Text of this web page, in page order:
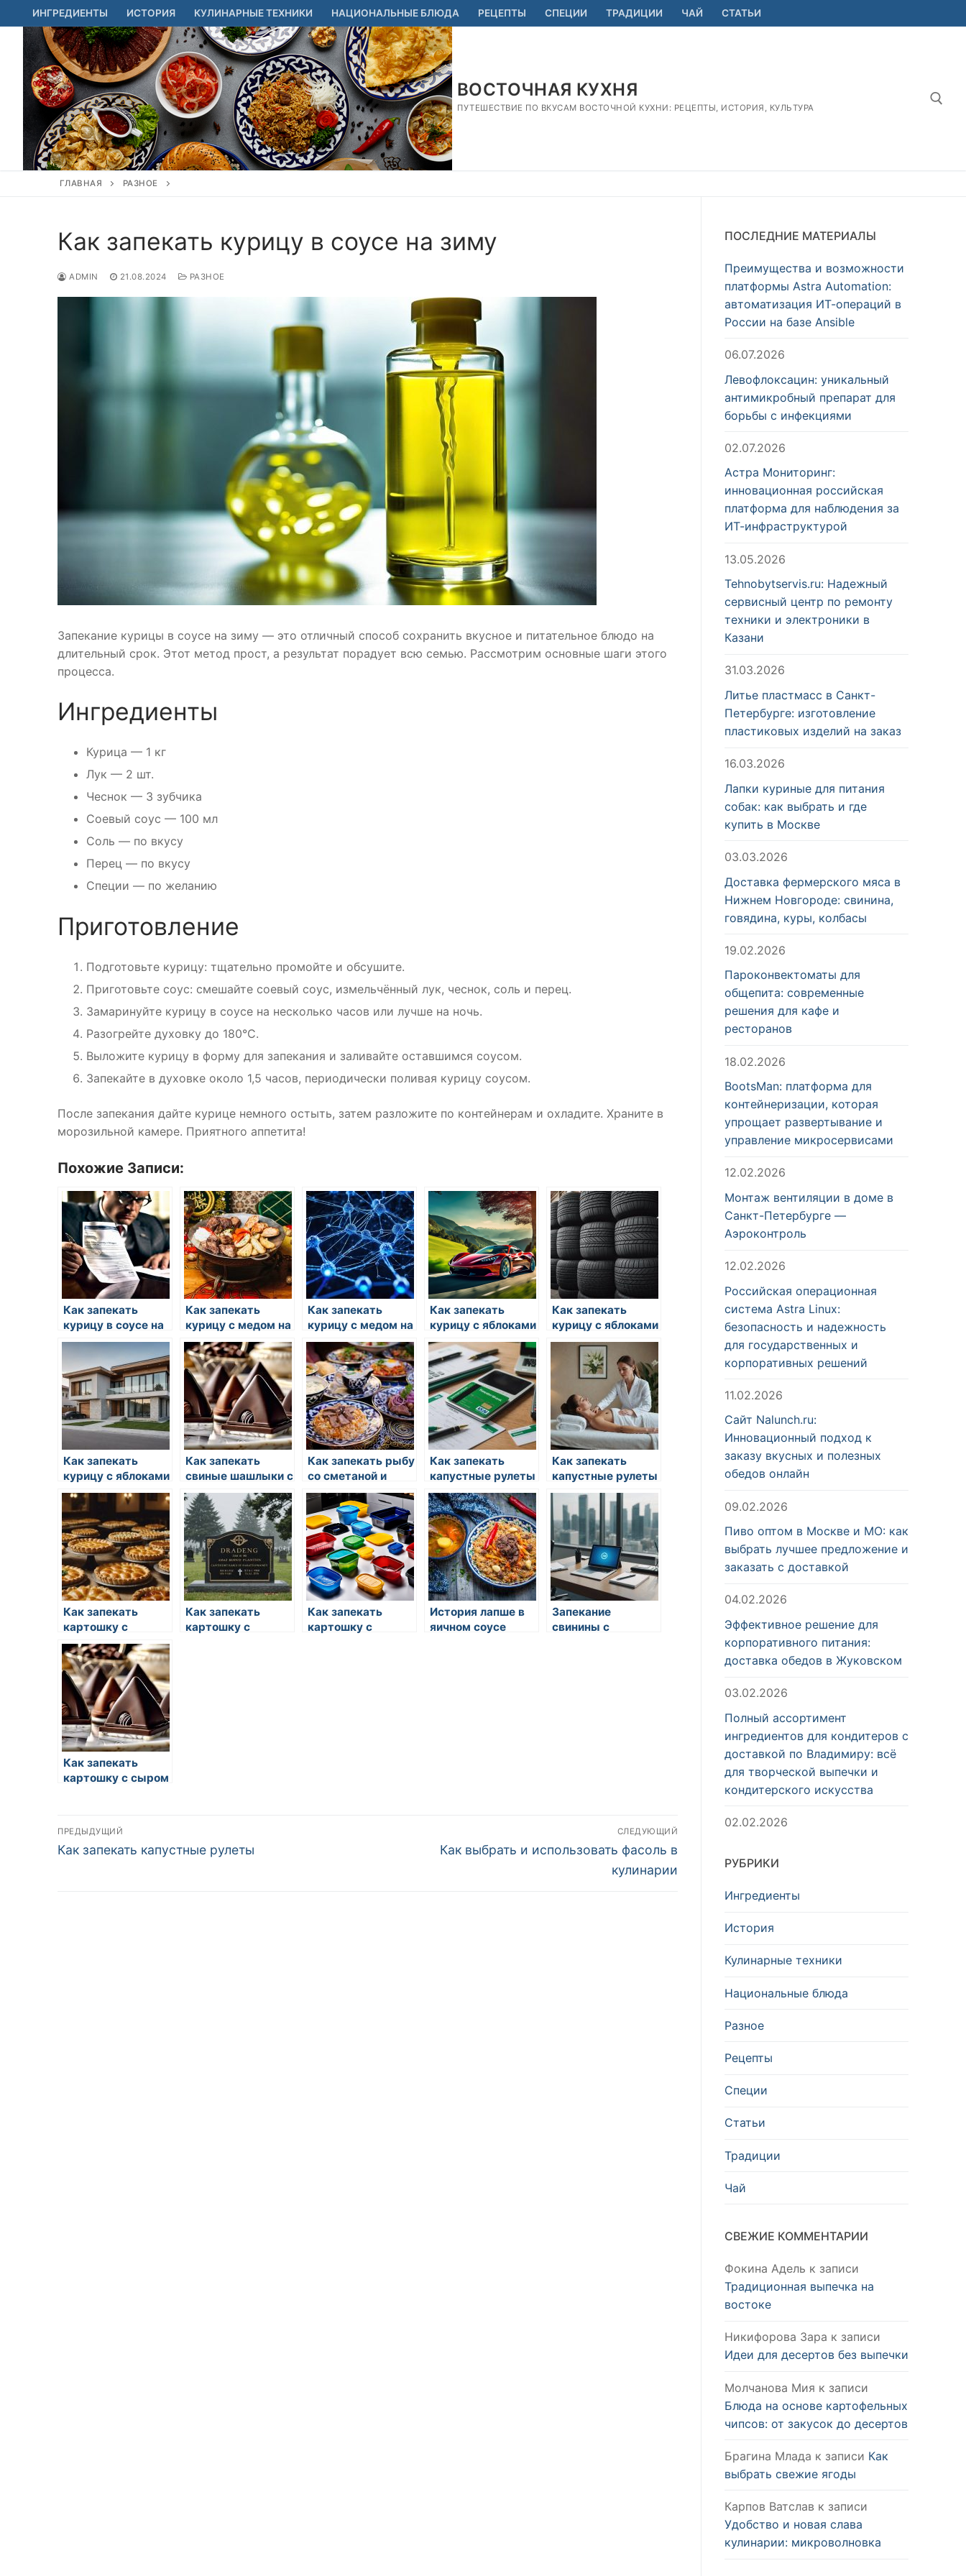
Перейти
к
содержимому
ИНГРЕДИЕНТЫ ИСТОРИЯ КУЛИНАРНЫЕ ТЕХНИКИ НАЦИОНАЛЬНЫЕ БЛЮДА РЕЦЕПТЫ СПЕЦИИ ТРАДИЦИИ ЧАЙ СТАТЬИ
ВОСТОЧНАЯ КУХНЯ
ПУТЕШЕСТВИЕ ПО ВКУСАМ ВОСТОЧНОЙ КУХНИ: РЕЦЕПТЫ, ИСТОРИЯ, КУЛЬТУРА
ГЛАВНАЯ РАЗНОЕ
Как запекать курицу в соусе на зиму
ADMIN 21.08.2024 РАЗНОЕ
Запекание курицы в соусе на зиму — это отличный способ сохранить вкусное и питательное блюдо на
длительный срок. Этот метод прост, а результат порадует всю семью. Рассмотрим основные шаги этого
процесса.
Ингредиенты
Курица — 1 кг
Лук — 2 шт.
Чеснок — 3 зубчика
Соевый соус — 100 мл
Соль — по вкусу
Перец — по вкусу
Специи — по желанию
Приготовление
Подготовьте курицу: тщательно промойте и обсушите.
Приготовьте соус: смешайте соевый соус, измельчённый лук, чеснок, соль и перец.
Замаринуйте курицу в соусе на несколько часов или лучше на ночь.
Разогрейте духовку до 180°C.
Выложите курицу в форму для запекания и заливайте оставшимся соусом.
Запекайте в духовке около 1,5 часов, периодически поливая курицу соусом.
После запекания дайте курице немного остыть, затем разложите по контейнерам и охладите. Храните в
морозильной камере. Приятного аппетита!
Похожие Записи:
Как запекать
курицу в соусе на
зиму
Как запекать
курицу с медом на
зиму
Как запекать
курицу с медом на
зиму
Как запекать
курицу с яблоками
Как запекать
курицу с яблоками
Как запекать
курицу с яблоками
Как запекать
свиные шашлыки с
пряностями
Как запекать рыбу
со сметаной и
сыром
Как запекать
капустные рулеты
Как запекать
капустные рулеты
Как запекать
картошку с
копченостями
Как запекать
картошку с
Как запекать
картошку с
История лапше в
яичном соусе
Запекание
свинины с
Как запекать
картошку с сыром
Навигация
по
ПРЕДЫДУЩИЙ
Предыдущая
Как запекать капустные рулеты
СЛЕДУЮЩИЙ
Следующая
Как выбрать и использовать фасоль в
кулинарии
ПОСЛЕДНИЕ МАТЕРИАЛЫ
Преимущества и возможности
платформы Astra Automation:
автоматизация ИТ-операций в
России на базе Ansible
06.07.2026
Левофлоксацин: уникальный
антимикробный препарат для
борьбы с инфекциями
02.07.2026
Астра Мониторинг:
инновационная российская
платформа для наблюдения за
ИТ-инфраструктурой
13.05.2026
Tehnobytservis.ru: Надежный
сервисный центр по ремонту
техники и электроники в
Казани
31.03.2026
Литье пластмасс в Санкт-
Петербурге: изготовление
пластиковых изделий на заказ
16.03.2026
Лапки куриные для питания
собак: как выбрать и где
купить в Москве
03.03.2026
Доставка фермерского мяса в
Нижнем Новгороде: свинина,
говядина, куры, колбасы
19.02.2026
Пароконвектоматы для
общепита: современные
решения для кафе и
ресторанов
18.02.2026
BootsMan: платформа для
контейнеризации, которая
упрощает развертывание и
управление микросервисами
12.02.2026
Монтаж вентиляции в доме в
Санкт-Петербурге —
Аэроконтроль
12.02.2026
Российская операционная
система Astra Linux:
безопасность и надежность
для государственных и
корпоративных решений
11.02.2026
Сайт Nalunch.ru:
Инновационный подход к
заказу вкусных и полезных
обедов онлайн
09.02.2026
Пиво оптом в Москве и МО: как
выбрать лучшее предложение и
заказать с доставкой
04.02.2026
Эффективное решение для
корпоративного питания:
доставка обедов в Жуковском
03.02.2026
Полный ассортимент
ингредиентов для кондитеров с
доставкой по Владимиру: всё
для творческой выпечки и
кондитерского искусства
02.02.2026
РУБРИКИ
Ингредиенты
История
Кулинарные техники
Национальные блюда
Разное
Рецепты
Специи
Статьи
Традиции
Чай
СВЕЖИЕ КОММЕНТАРИИ
Фокина Адель к записи
Традиционная выпечка на
востоке
Никифорова Зара к записи
Идеи для десертов без выпечки
Молчанова Мия к записи
Блюда на основе картофельных
чипсов: от закусок до десертов
Брагина Млада к записи Как
выбрать свежие ягоды
Карпов Ватслав к записи
Удобство и новая слава
кулинарии: микроволновка